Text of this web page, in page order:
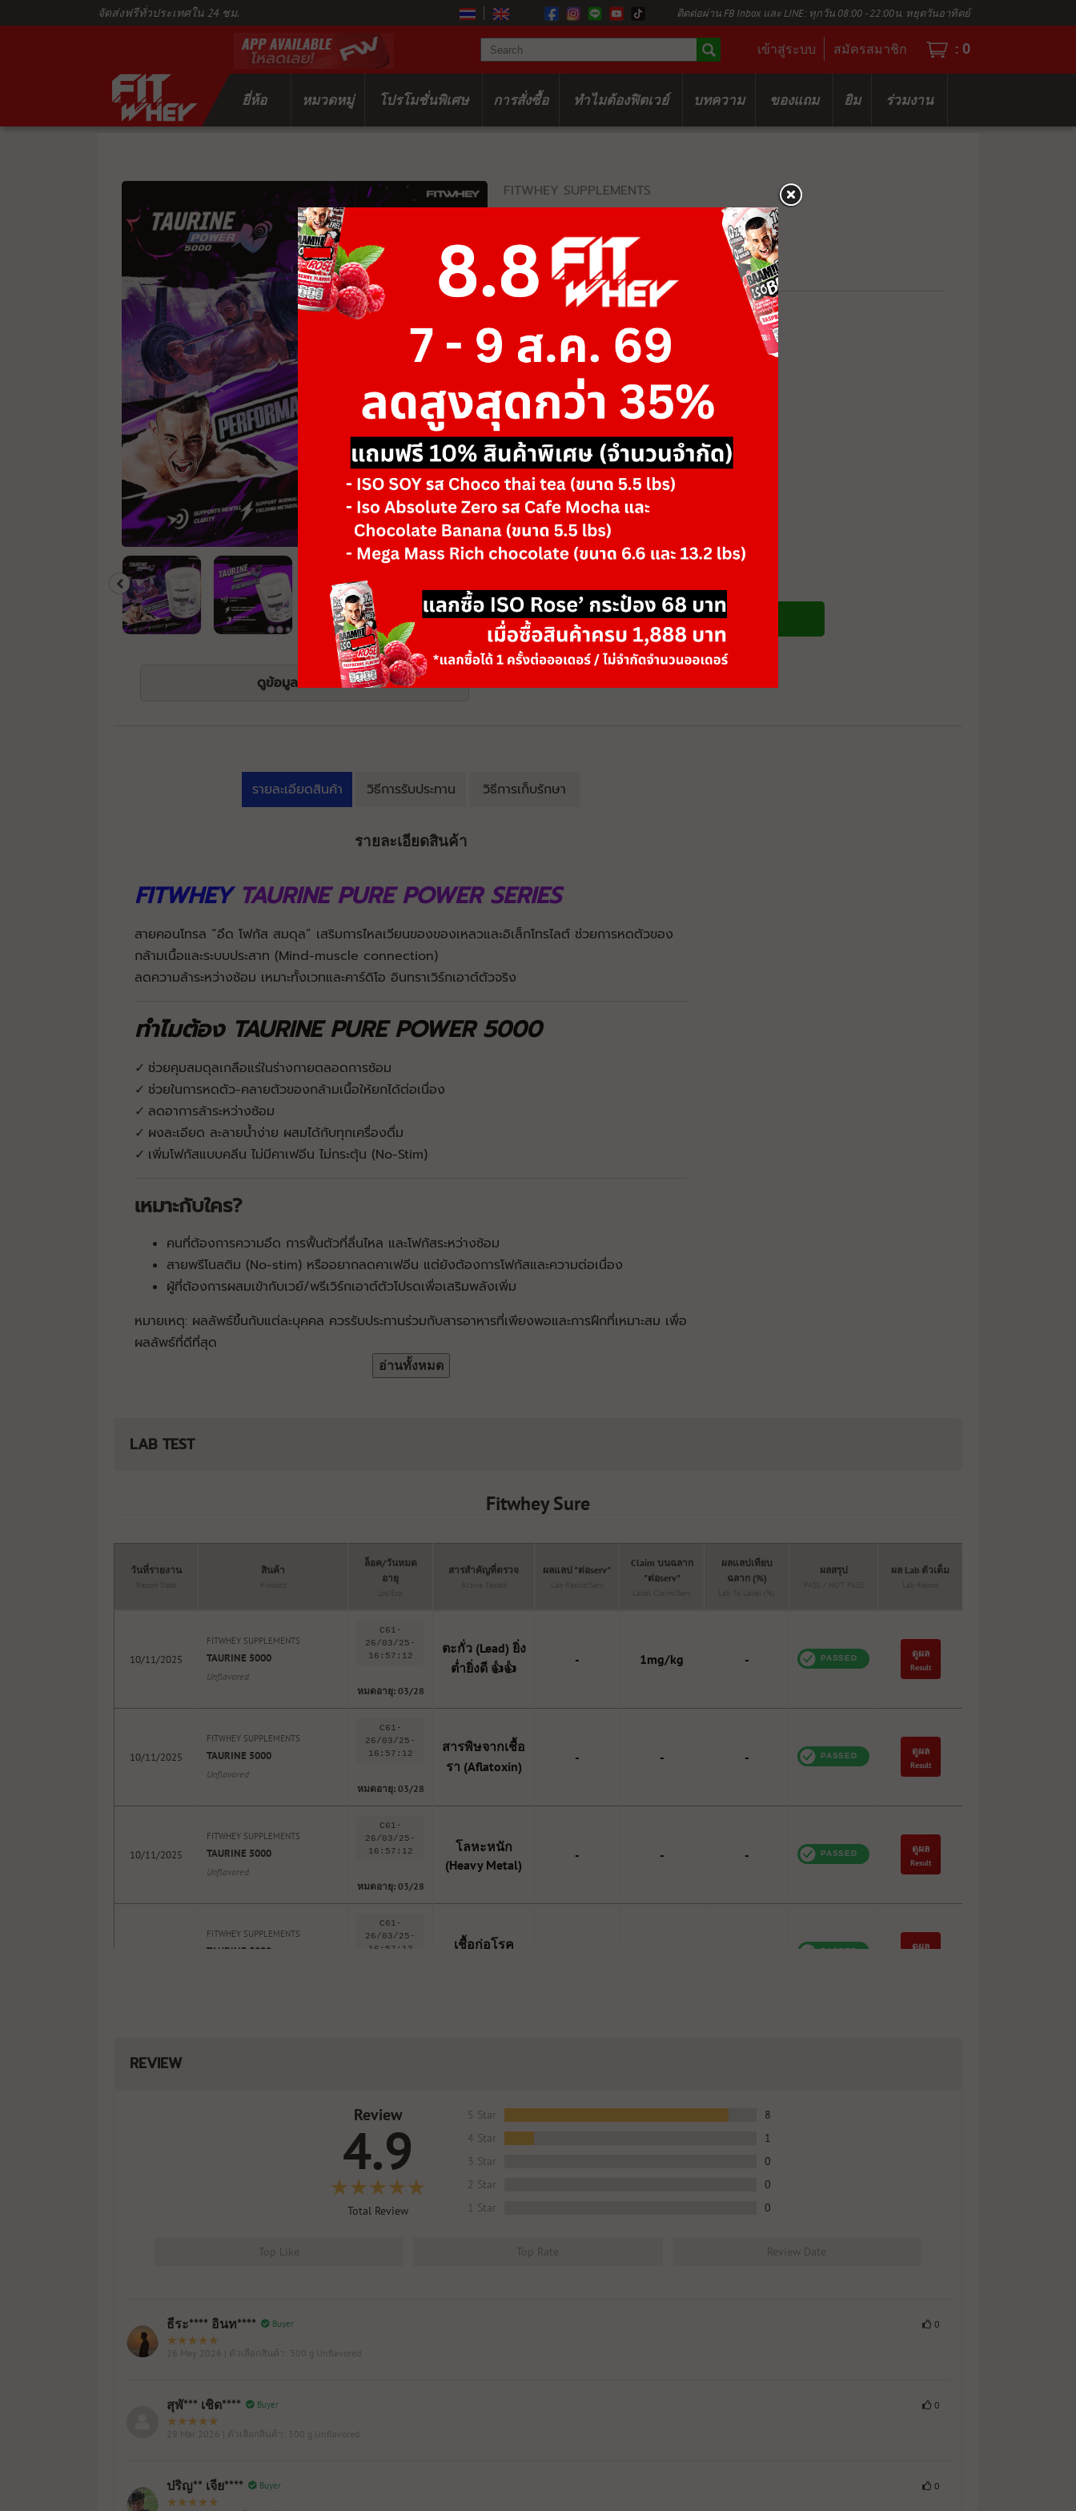
จัดส่งฟรีทั่วประเทศใน 24 ชม. ติดต่อผ่าน FB Inbox และ LINE: ทุกวัน 08:00 - 22:00น. หยุดวันอาทิตย์
เข้าสู่ระบบ สมัครสมาชิก : 0
ยี่ห้อ หมวดหมู่ โปรโมชั่นพิเศษ การสั่งซื้อ ทำไมต้องฟิตเวย์ บทความ ของแถม ยิม ร่วมงาน
ดูข้อมูลโภชนาการ
FITWHEY SUPPLEMENTS
TAURINE 5000
฿780 ฿1,200
ขนาด 300 g
รสชาติ/ตัวเลือก Unflavored
จำนวน
เพิ่มลงตะกร้า ซื้อสินค้า
รายละเอียดสินค้า วิธีการรับประทาน วิธีการเก็บรักษา
รายละเอียดสินค้า
FITWHEY TAURINE PURE POWER SERIES
สายคอนโทรล “อึด โฟกัส สมดุล” เสริมการไหลเวียนของของเหลวและอิเล็กโทรไลต์ ช่วยการหดตัวของ
กล้ามเนื้อและระบบประสาท (Mind-muscle connection)
ลดความล้าระหว่างซ้อม เหมาะทั้งเวทและคาร์ดิโอ อินทราเวิร์กเอาต์ตัวจริง
ทำไมต้อง TAURINE PURE POWER 5000
✓ ช่วยคุมสมดุลเกลือแร่ในร่างกายตลอดการซ้อม
✓ ช่วยในการหดตัว-คลายตัวของกล้ามเนื้อให้ยกได้ต่อเนื่อง
✓ ลดอาการล้าระหว่างซ้อม
✓ ผงละเอียด ละลายน้ำง่าย ผสมได้กับทุกเครื่องดื่ม
✓ เพิ่มโฟกัสแบบคลีน ไม่มีคาเฟอีน ไม่กระตุ้น (No-Stim)
เหมาะกับใคร?
คนที่ต้องการความอึด การฟื้นตัวที่ลื่นไหล และโฟกัสระหว่างซ้อม
สายพรีโนสติม (No-stim) หรืออยากลดคาเฟอีน แต่ยังต้องการโฟกัสและความต่อเนื่อง
ผู้ที่ต้องการผสมเข้ากับเวย์/พรีเวิร์กเอาต์ตัวโปรดเพื่อเสริมพลังเพิ่ม
หมายเหตุ: ผลลัพธ์ขึ้นกับแต่ละบุคคล ควรรับประทานร่วมกับสารอาหารที่เพียงพอและการฝึกที่เหมาะสม เพื่อ
ผลลัพธ์ที่ดีที่สุด
อ่านทั้งหมด
LAB TEST
Fitwhey Sure
วันที่รายงาน สินค้า
ล็อค/วันหมด
อายุ
สารสำคัญที่ตรวจ ผลแลป "ต่อserv"
Claim บนฉลาก
"ต่อserv"
ผลแลปเทียบ
ฉลาก (%)
ผลสรุป ผล Lab ตัวเต็ม
10/11/2025
FITWHEY SUPPLEMENTS
TAURINE 5000
Unflavored
C61-
26/03/25-
16:57:12
หมดอายุ: 03/28
ตะกั่ว (Lead) ยิ่ง
ต่ำยิ่งดี 👍👍
- 1mg/kg - ดูผล
Result
10/11/2025
FITWHEY SUPPLEMENTS
TAURINE 5000
Unflavored
C61-
26/03/25-
16:57:12
หมดอายุ: 03/28
สารพิษจากเชื้อ
รา (Aflatoxin)
- - - ดูผล
Result
10/11/2025
FITWHEY SUPPLEMENTS
TAURINE 5000
Unflavored
C61-
26/03/25-
16:57:12
หมดอายุ: 03/28
โลหะหนัก
(Heavy Metal)
- - - ดูผล
Result
FITWHEY SUPPLEMENTS
TAURINE 5000
C61-
26/03/25-
16:57:12
เชื้อก่อโรค
ดูผล
REVIEW
Review
4.9
Total Review
5 Star
8
4 Star
1
3 Star
0
2 Star
0
1 Star
0
Top Like Top Rate Review Date
ธีระ**** อินท**** Buyer
26 May 2026 | ตัวเลือกสินค้า: 300 g Unflavored
0
สุพั*** เชิด**** Buyer
29 Mar 2026 | ตัวเลือกสินค้า: 300 g Unflavored
0
ปริญ** เจีย**** Buyer 0